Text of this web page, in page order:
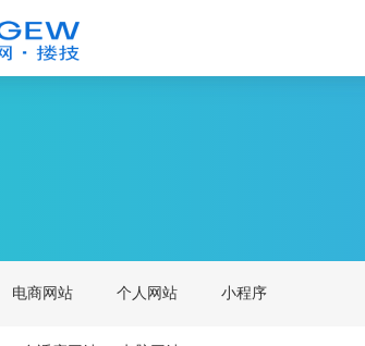
电商网站 个人网站 小程序